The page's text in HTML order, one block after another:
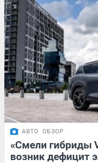
АВТО ОБЗОР
«Смели гибриды
возник дефицит